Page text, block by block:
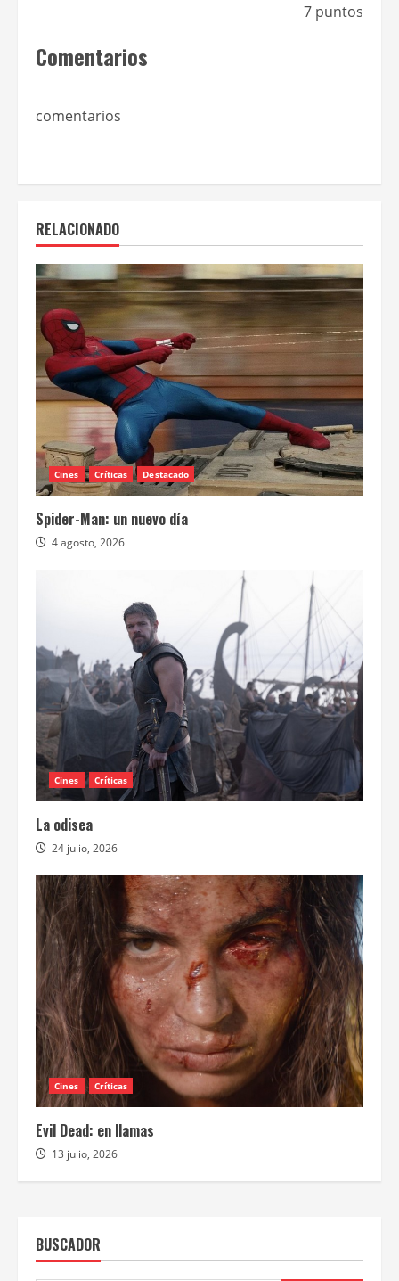
7 puntos
Comentarios
comentarios
RELACIONADO
Cines Críticas Destacado
Spider-Man: un nuevo día
4 agosto, 2026
Cines Críticas
La odisea
24 julio, 2026
Cines Críticas
Evil Dead: en llamas
13 julio, 2026
BUSCADOR